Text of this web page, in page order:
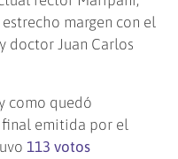
margen con el
doctor Juan Carlos
como quedó
final emitida por el
113 votos